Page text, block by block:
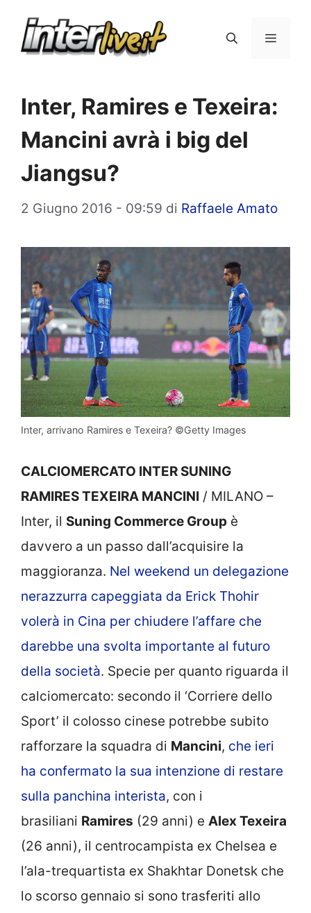
Menu
Inter, Ramires e Texeira:
Mancini avrà i big del
Jiangsu?
2 Giugno 2016 - 09:59 di Raffaele Amato
Inter, arrivano Ramires e Texeira? ©Getty Images
CALCIOMERCATO INTER SUNING
RAMIRES TEXEIRA MANCINI / MILANO –
Inter, il Suning Commerce Group è
davvero a un passo dall’acquisire la
maggioranza. Nel weekend un delegazione
nerazzurra capeggiata da Erick Thohir
volerà in Cina per chiudere l’affare che
darebbe una svolta importante al futuro
della società. Specie per quanto riguarda il
calciomercato: secondo il ‘Corriere dello
Sport’ il colosso cinese potrebbe subito
rafforzare la squadra di Mancini, che ieri
ha confermato la sua intenzione di restare
sulla panchina interista, con i
brasiliani Ramires (29 anni) e Alex Texeira
(26 anni), il centrocampista ex Chelsea e
l’ala-trequartista ex Shakhtar Donetsk che
lo scorso gennaio si sono trasferiti allo